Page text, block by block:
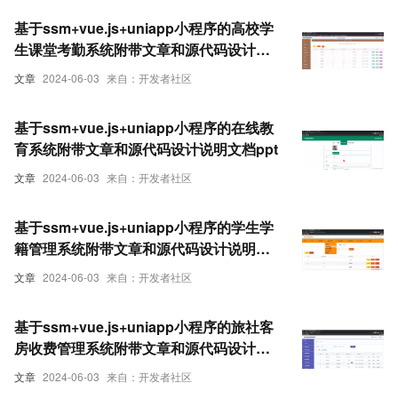
文章 2024-06-03 来自：开发者社区
基于ssm+vue.js+uniapp小程序的高校学
生课堂考勤系统附带文章和源代码设计说
明文档ppt
文章 2024-06-03 来自：开发者社区
基于ssm+vue.js+uniapp小程序的在线教
育系统附带文章和源代码设计说明文档ppt
文章 2024-06-03 来自：开发者社区
基于ssm+vue.js+uniapp小程序的学生学
籍管理系统附带文章和源代码设计说明文
档ppt
文章 2024-06-03 来自：开发者社区
基于ssm+vue.js+uniapp小程序的旅社客
房收费管理系统附带文章和源代码设计说
明文档ppt